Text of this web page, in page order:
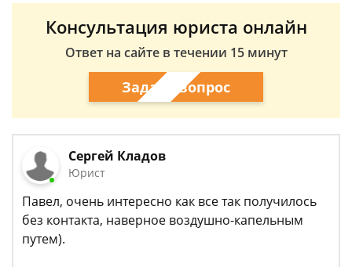
Консультация юриста онлайн
Ответ на сайте в течении 15 минут
Задать вопрос
Сергей Кладов
Юрист
Павел, очень интересно как все так получилось
без контакта, наверное воздушно-капельным
путем).